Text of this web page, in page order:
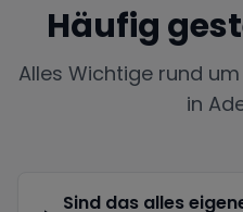
Häufig
Alles Wichtige rund
in
Sind das alles